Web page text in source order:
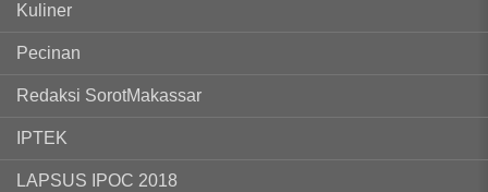
Kuliner
Pecinan
Redaksi SorotMakassar
IPTEK
LAPSUS IPOC 2018